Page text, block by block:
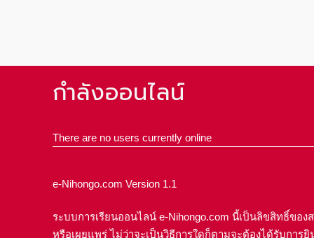
กำลังออนไลน์
There are no users currently online
e-Nihongo.com Version 1.1
ระบบการเรียนออนไลน์ e-Nihongo.com นี้เป็นลิขสิทธิ์ข
หรือเผยแพร่ ไม่ว่าจะเป็นวิธีการใดก็ตามจะต้องได้รับก